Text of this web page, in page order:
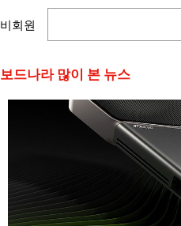
비회원
보드나라 많이 본 뉴스